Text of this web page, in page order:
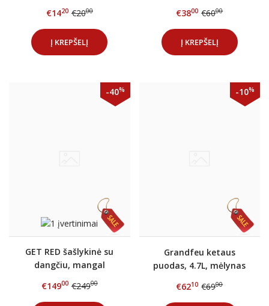
€1420 €2000
Į KREPŠELĮ
€3800 €6000
Į KREPŠELĮ
-40%
GET RED šašlykinė su
dangčiu, mangal
€14900 €24900
-10%
Grandfeu ketaus
puodas, 4.7L, mėlynas
€6210 €6900